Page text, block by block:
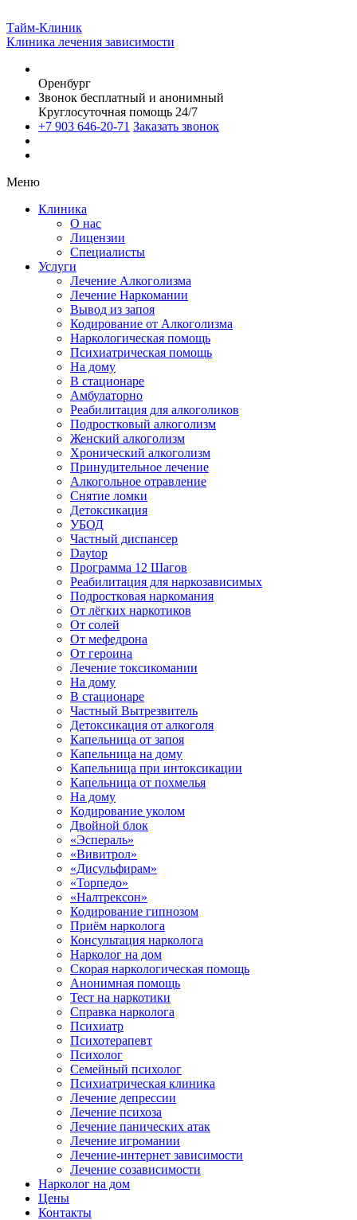
Тайм-Клиник
Клиника лечения зависимости
Оренбург
Звонок бесплатный и анонимный
Круглосуточная помощь 24/7
+7 903 646-20-71 Заказать звонок
Меню
Клиника
О нас
Лицензии
Специалисты
Услуги
Лечение Алкоголизма
Лечение Наркомании
Вывод из запоя
Кодирование от Алкоголизма
Наркологическая помощь
Психиатрическая помощь
На дому
В стационаре
Амбулаторно
Реабилитация для алкоголиков
Подростковый алкоголизм
Женский алкоголизм
Хронический алкоголизм
Принудительное лечение
Алкогольное отравление
Снятие ломки
Детоксикация
УБОД
Частный диспансер
Daytop
Программа 12 Шагов
Реабилитация для наркозависимых
Подростковая наркомания
От лёгких наркотиков
От солей
От мефедрона
От героина
Лечение токсикомании
На дому
В стационаре
Частный Вытрезвитель
Детоксикация от алкоголя
Капельница от запоя
Капельница на дому
Капельница при интоксикации
Капельница от похмелья
На дому
Кодирование уколом
Двойной блок
«Эспераль»
«Вивитрол»
«Дисульфирам»
«Торпедо»
«Налтрексон»
Кодирование гипнозом
Приём нарколога
Консультация нарколога
Нарколог на дом
Скорая наркологическая помощь
Анонимная помощь
Тест на наркотики
Справка нарколога
Психиатр
Психотерапевт
Психолог
Семейный психолог
Психиатрическая клиника
Лечение депрессии
Лечение психоза
Лечение панических атак
Лечение игромании
Лечение-интернет зависимости
Лечение созависимости
Нарколог на дом
Цены
Контакты